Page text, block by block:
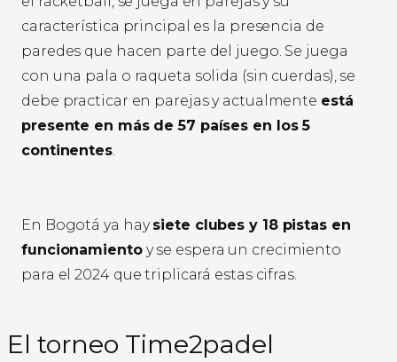
característica principal es la presencia de
paredes que hacen parte del juego. Se juega
con una pala o raqueta solida (sin cuerdas), se
debe practicar en parejas y actualmente está
presente en más de 57 países en los 5
continentes.
En Bogotá ya haysiete clubes y 18 pistas en
funcionamientoy se espera un crecimiento
para el 2024 que triplicará estas cifras.
El torneo Time2padel